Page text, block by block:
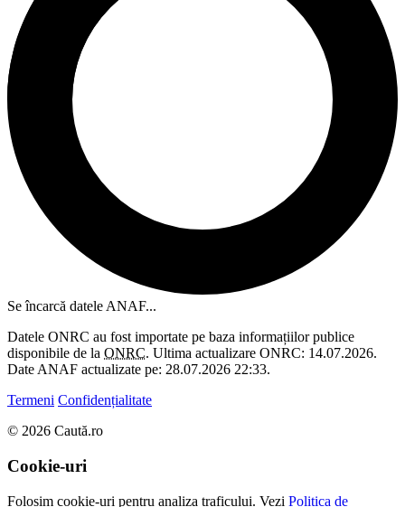
Se încarcă datele ANAF...
Datele ONRC au fost importate pe baza informațiilor publice
disponibile de la ONRC. Ultima actualizare ONRC: 14.07.2026.
Date ANAF actualizate pe: 28.07.2026 22:33.
Termeni Confidențialitate
© 2026 Caută.ro
Cookie-uri
Folosim cookie-uri pentru analiza traficului. Vezi Politica de